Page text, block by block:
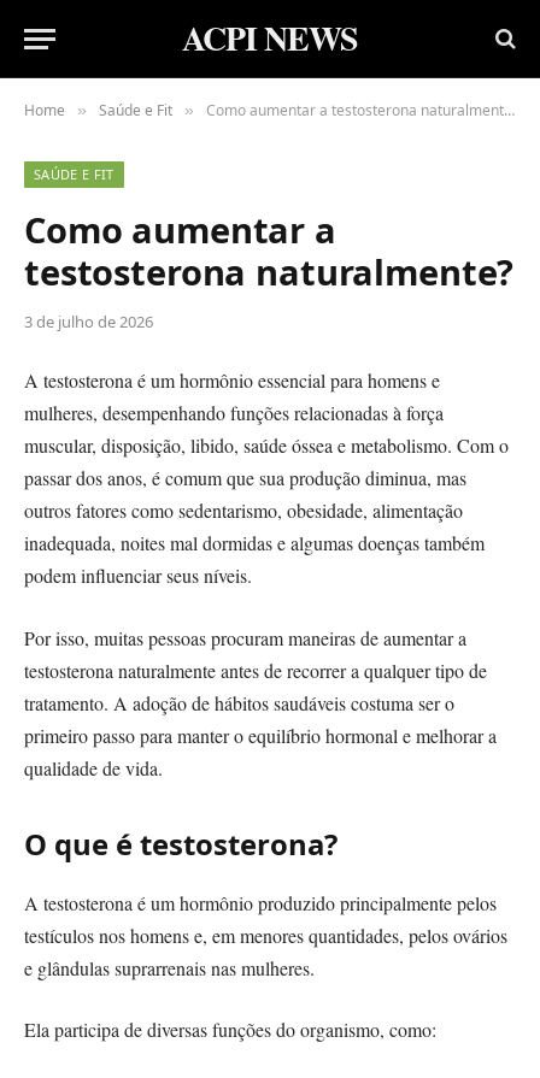
ACPI NEWS
Home » Saúde e Fit » Como aumentar a testosterona naturalmente?
SAÚDE E FIT
Como aumentar a
testosterona naturalmente?
3 de julho de 2026
A testosterona é um hormônio essencial para homens e
mulheres, desempenhando funções relacionadas à força
muscular, disposição, libido, saúde óssea e metabolismo. Com o
passar dos anos, é comum que sua produção diminua, mas
outros fatores como sedentarismo, obesidade, alimentação
inadequada, noites mal dormidas e algumas doenças também
podem influenciar seus níveis.
Por isso, muitas pessoas procuram maneiras de aumentar a
testosterona naturalmente antes de recorrer a qualquer tipo de
tratamento. A adoção de hábitos saudáveis costuma ser o
primeiro passo para manter o equilíbrio hormonal e melhorar a
qualidade de vida.
O que é testosterona?
A testosterona é um hormônio produzido principalmente pelos
testículos nos homens e, em menores quantidades, pelos ovários
e glândulas suprarrenais nas mulheres.
Ela participa de diversas funções do organismo, como: